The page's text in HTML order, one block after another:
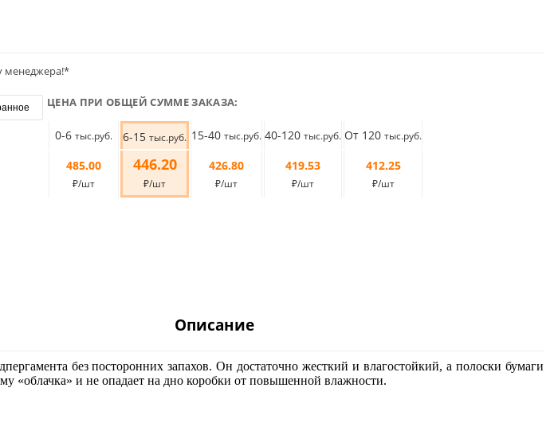
менеджера!*
ЦЕНА ПРИ ОБЩЕЙ СУММЕ ЗАКАЗА:
0-6 тыс.руб. 6-15 тыс.руб. 15-40 тыс.руб. 40-120 тыс.руб. От 120 тыс.руб.
485.00
₽/шт
446.20
₽/шт
426.80
₽/шт
419.53
₽/шт
412.25
₽/шт
Описание
без посторонних запахов. Он достаточно жесткий и влагостойкий, а полоски бумаги
«облачка» и не опадает на дно коробки от повышенной влажности.